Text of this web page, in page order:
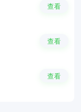
查看
查看
查看